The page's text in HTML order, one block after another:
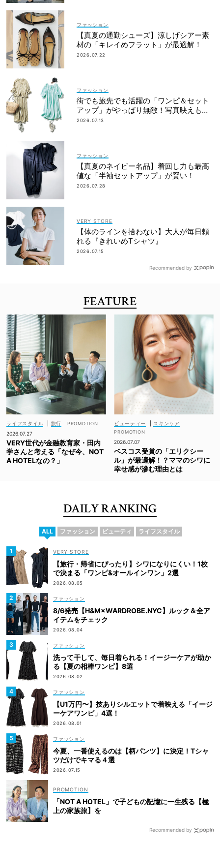
ファッション
【真夏の通勤シューズ】涼しげシアー素
材の「キレイめフラット」が最適解！
2026.07.22
ファッション
街でも旅先でも活躍の「ワンピ＆セット
アップ」がやっぱり無敵！写真映えも着
回し力も◎
2026.07.13
ファッション
【真夏のネイビー名品】着回し力も最高
値な「半袖セットアップ」が賢い！
2026.07.28
VERY STORE
【体のラインを拾わない】大人が毎日頼
れる『きれいめTシャツ』
2026.07.15
Recommended by
FEATURE
ライフスタイル
旅行
2026.07.27
VERY世代が金融教育家・田内
学さんと考える「なぜ今、NOT
A HOTELなの？」
ビューティー スキンケア
2026.07.07
ベスコス受賞の「エリクシー
ル」が最適解！？ママのシワに
幸せ感が滲む理由とは
DAILY RANKING
ALL ファッション ビューティ ライフスタイル
VERY STORE
【旅行・帰省にぴったり】シワになりにくい！1枚
で決まる「ワンピ&オールインワン」2選
2026.08.05
ファッション
8/6発売【H&M×WARDROBE.NYC】ルック＆全ア
イテムをチェック
2026.08.04
ファッション
洗って干して、毎日着られる！イージーケアが助か
る【夏の相棒ワンピ】8選
2026.08.02
ファッション
【U1万円〜】技ありシルエットで着映える「イージ
ーケアワンピ」4選！
2026.08.01
ファッション
今夏、一番使えるのは【柄パンツ】に決定！Tシャ
ツだけでキマる４選
2026.07.15
「NOT A HOTEL」で子どもの記憶に一生残る【極
上の家族旅】を
Recommended by